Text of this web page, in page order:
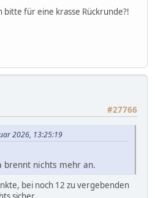
bitte für eine krasse Rückrunde?!
#27766
2026, 13:25:19
brennt nichts mehr an.
bei noch 12 zu vergebenden